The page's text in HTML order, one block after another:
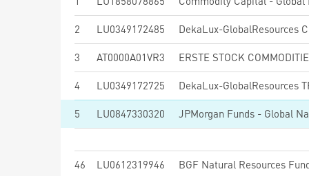
2 LU0349172485 DekaLux-GlobalResources
3 AT0000A01VR3 ERSTE STOCK
4 LU0349172725 DekaLux-GlobalResources
5 LU0847330320
46 LU0612319946 BGF Natural Resources